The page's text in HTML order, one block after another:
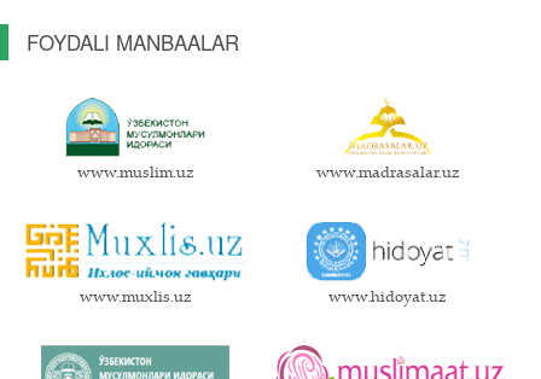
FOYDALI MANBAALAR
www.muslim.uz www.madrasalar.uz
www.muxlis.uz www.hidoyat.uz